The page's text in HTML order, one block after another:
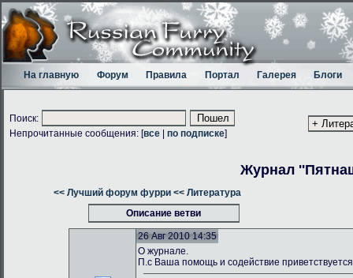
На главную Форум Правила Портал Галерея Блоги
Поиск:
Непрочитанные сообщения: [все по подписке]
Журнал
<< Лучший форум фурри << Литература
Описание ветви
26 Авг 2010 14:35
О журнале.
П.с Ваша помощь и содействие